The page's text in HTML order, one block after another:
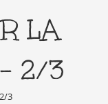
LA
2/3
3